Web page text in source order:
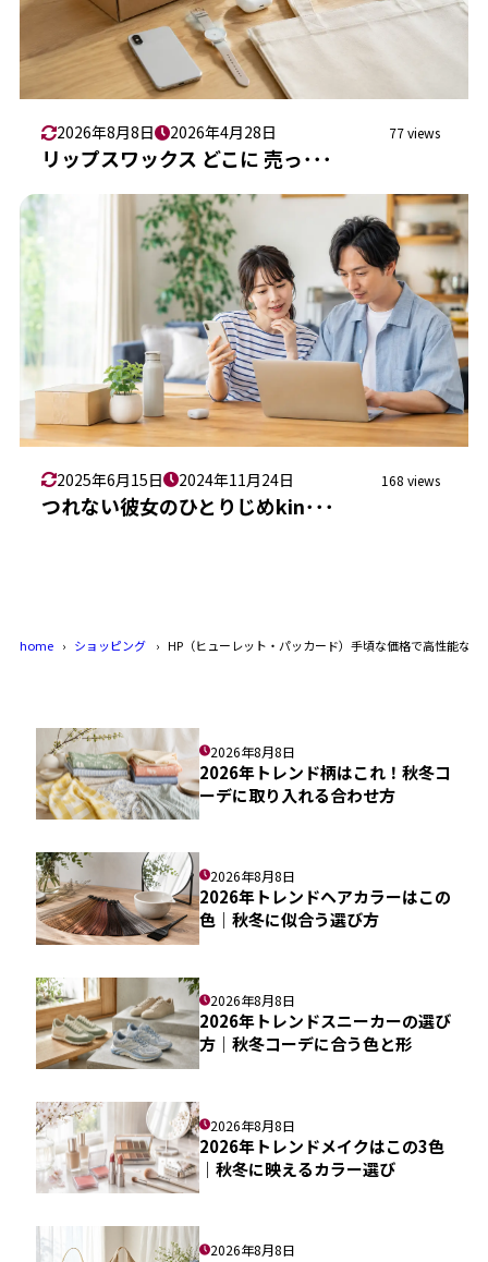
2026年8月8日 2026年4月28日 77 views
リップスワックス どこに 売っ･･･
2025年6月15日 2024年11月24日 168 views
つれない彼女のひとりじめkin･･･
home ショッピング HP（ヒューレット・パッカード）手頃な価格で高性能な
2026年8月8日
2026年トレンド柄はこれ！秋冬コ
ーデに取り入れる合わせ方
2026年8月8日
2026年トレンドヘアカラーはこの
色｜秋冬に似合う選び方
2026年8月8日
2026年トレンドスニーカーの選び
方｜秋冬コーデに合う色と形
2026年8月8日
2026年トレンドメイクはこの3色
｜秋冬に映えるカラー選び
2026年8月8日